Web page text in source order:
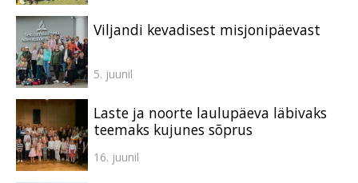
Viljandi kevadisest misjonipäevast
5. juunil
Laste ja noorte laulupäeva läbivaks
teemaks kujunes sõprus
16. juunil